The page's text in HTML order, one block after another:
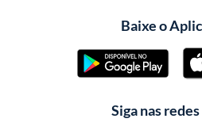
Baixe o
Siga nas